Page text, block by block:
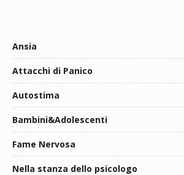
Ansia
Attacchi di Panico
Autostima
Bambini&Adolescenti
Fame Nervosa
Nella stanza dello psicologo